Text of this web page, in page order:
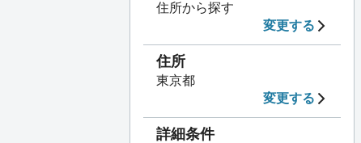
住所から探す
変更する
住所
東京都
変更する
詳細条件